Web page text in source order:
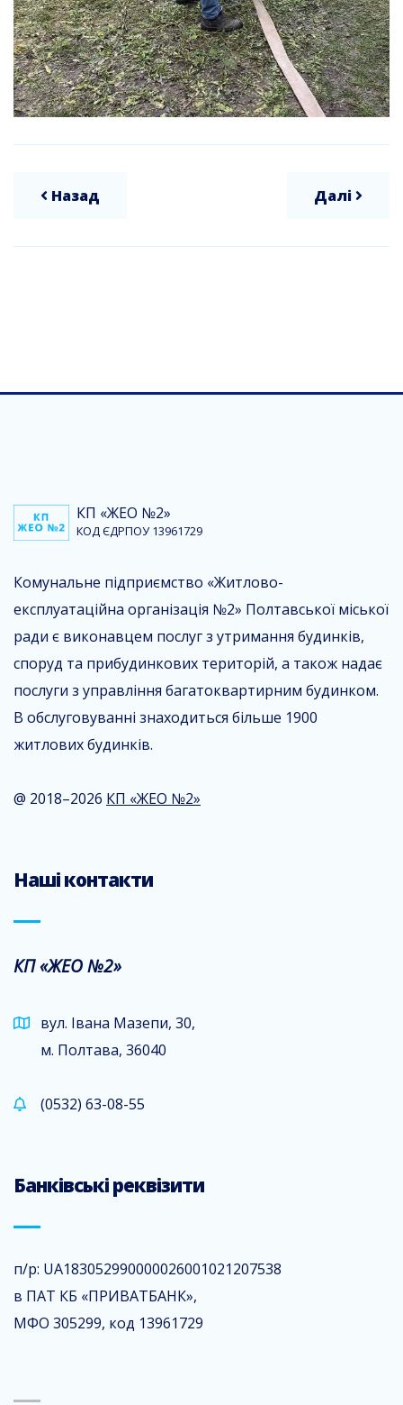
Назад Далі
КП «ЖЕО №2»
КОД ЄДРПОУ 13961729
Комунальне підприємство «Житлово-
експлуатаційна організація №2» Полтавської міської
ради є виконавцем послуг з утримання будинків,
споруд та прибудинкових територій, а також надає
послуги з управління багатоквартирним будинком.
В обслуговуванні знаходиться більше 1900
житлових будинків.
@ 2018–2026 КП «ЖЕО №2»
Наші контакти
КП «ЖЕО №2»
вул. Івана Мазепи, 30,
м. Полтава, 36040
(0532) 63-08-55
Банківські реквізити
п/р: UA183052990000026001021207538
в ПАТ КБ «ПРИВАТБАНК»,
МФО 305299, код 13961729